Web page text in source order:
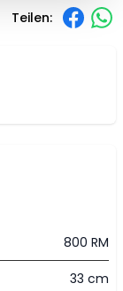
Teilen:
800 RM
33 cm